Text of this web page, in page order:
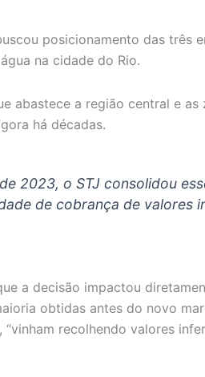
posicionamento das três
na cidade do Rio.
abastece a região central e
há décadas.
2023, o STJ consolidou
de cobrança de valores
a decisão impactou
obtidas antes do novo
“vinham recolhendo valores